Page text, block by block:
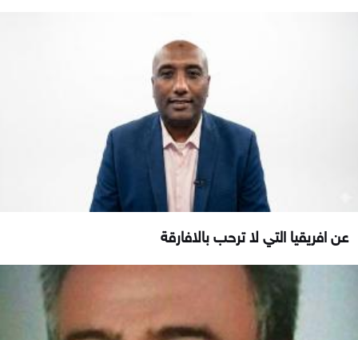
عن افريقيا التي لا ترحب بالافارقة